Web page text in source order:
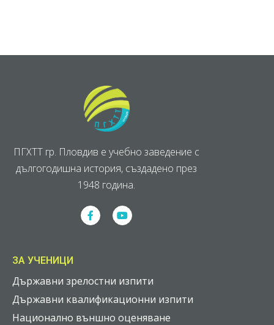
ПГХТТ гр. Пловдив е учебно заведение с
дългогодишна история, създадено през
1948 година.
ЗА УЧЕНИЦИ
Държавни зрелостни изпити
Държавни квалификационни изпити
Национално външно оценяване